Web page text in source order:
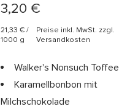
3,20 €
21,33 € /
1000 g
Preise inkl. MwSt. zzgl.
Versandkosten
Walker's Nonsuch Toffee
Karamellbonbon mit
Milchschokolade